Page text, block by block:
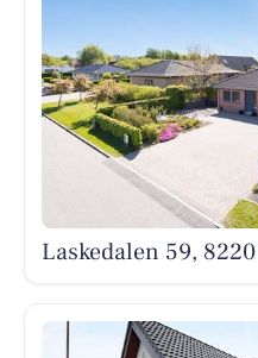
Laskedalen 59,